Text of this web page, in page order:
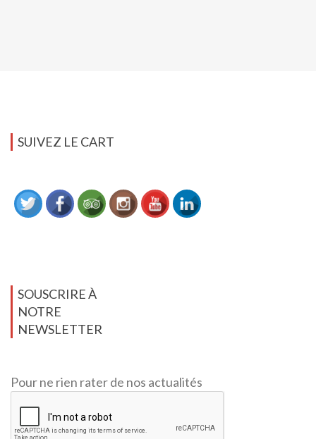
SUIVEZ LE CART
SOUSCRIRE À
NOTRE
NEWSLETTER
Pour ne rien rater de nos actualités